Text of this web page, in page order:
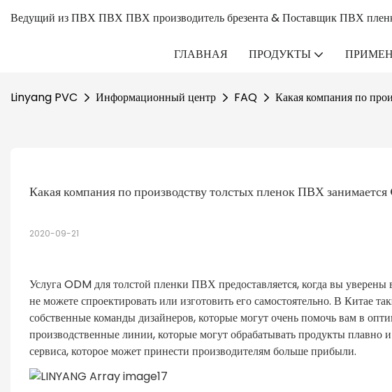
Ведущий из ПВХ ПВХ ПВХ производитель брезента & Поставщик ПВХ
ГЛАВНАЯ ПРОДУКТЫ
Linyang PVC Информационный центр FAQ Какая компания по
Какая компания по производству толстых пленок ПВХ
2020-09-21
Услуга ODM для толстой пленки ПВХ предоставляется, когда вы
не можете спроектировать или изготовить его самостоятельно. В Китае
собственные команды дизайнеров, которые могут очень помочь вам в
производственные линии, которые могут обрабатывать продукты
сервиса, которое может принести производителям больше прибыли.